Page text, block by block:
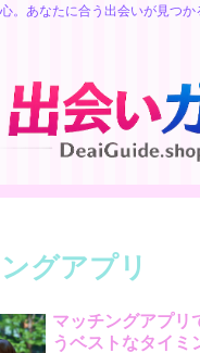
。あなたに合う出会いが見つか
グアプリ
マッチングアプリ
うベストなタイミ